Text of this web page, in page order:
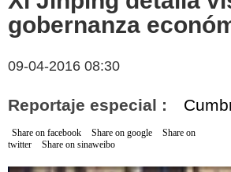
gobernanza
09-04-2016 08:30
Reportaje especial :
Share on facebook Share on google
Share on
twitter
Share on sinaweibo